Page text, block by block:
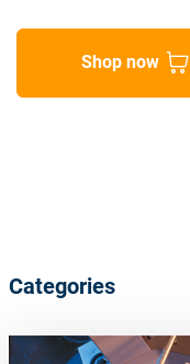
Shop now
Categories